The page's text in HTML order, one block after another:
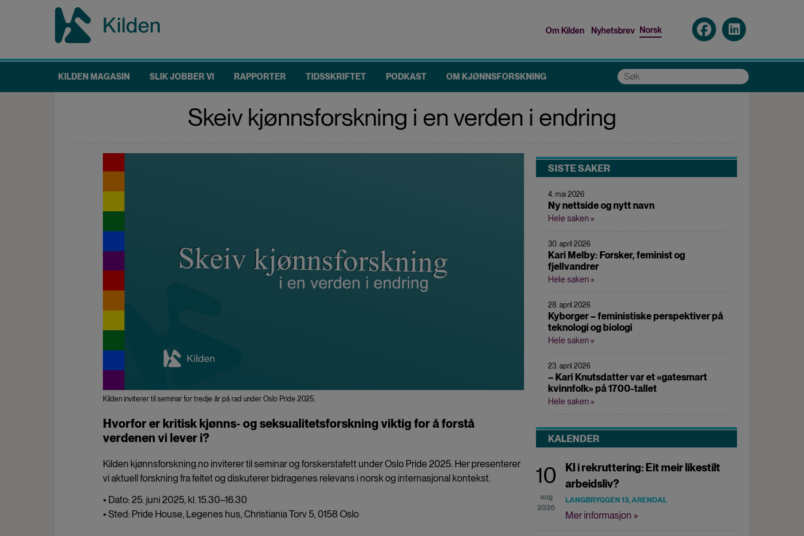
menu
Om Kilden Nyhetsbrev Norsk
Main
KILDEN MAGASIN SLIK JOBBER VI RAPPORTER TIDSSKRIFTET PODKAST OM KJØNNSFORSKNING Søk
Skeiv kjønnsforskning i en verden i endring
Kilden inviterer til seminar for tredje år på rad under Oslo Pride 2025.
Hvorfor er kritisk kjønns- og seksualitetsforskning viktig for å forstå
verdenen vi lever i?
Kilden kjønnsforskning.no inviterer til seminar og forskerstafett under Oslo Pride 2025. Her presenterer
vi aktuell forskning fra feltet og diskuterer bidragenes relevans i norsk og internasjonal kontekst.
• Dato: 25. juni 2025, kl. 15.30–16.30
• Sted: Pride House, Legenes hus, Christiania Torv 5, 0158 Oslo
SISTE SAKER
4. mai 2026
Ny nettside og nytt navn
Hele saken »
30. april 2026
Kari Melby: Forsker, feminist og
fjellvandrer
Hele saken »
28. april 2026
Kyborger – feministiske perspektiver på
teknologi og biologi
Hele saken »
23. april 2026
– Kari Knutsdatter var et «gatesmart
kvinnfolk» på 1700-tallet
Hele saken »
KALENDER
10
aug
2026
KI i rekruttering: Eit meir likestilt
arbeidsliv?
LANGBRYGGEN 13, ARENDAL
Mer informasjon »